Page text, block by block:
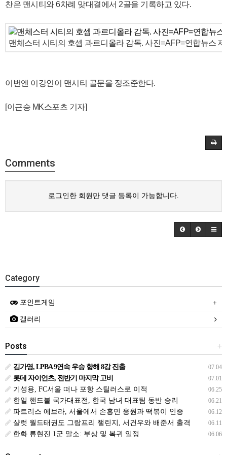
찬은 맨시티와 6차례 맞대결에서 2골을 기록하고 있다.
맨체스터 시티의 호셉 과르디올라 감독. 사진=AFP=연합뉴스
이번엔 이강인이 맨시티 골문을 정조준한다.
[이근승 MK스포츠 기자]
Comments
로그인한 회원만 댓글 등록이 가능합니다.
Category
포인트게임
갤러리
+
Posts
07.04
김가영, LPBA 9연속 우승 향해 8강 진출
07.01
롯데 자이언츠, 전반기 마지막 고비
06.25
기성용, FC서울 떠나 포항 스틸러스로 이적
06.21
한일 핸드볼 국가대표전, 한국 남녀 대표팀 동반 승리
06.12
파트리스 에브라, 서울에서 손흥민 응원과 떡볶이 인증
06.11
샬럿 월드태권도 그랑프리 챌린지, 서건우와 배준서 출격
06.06
한화 류현진 1군 말소: 부상 및 복귀 일정